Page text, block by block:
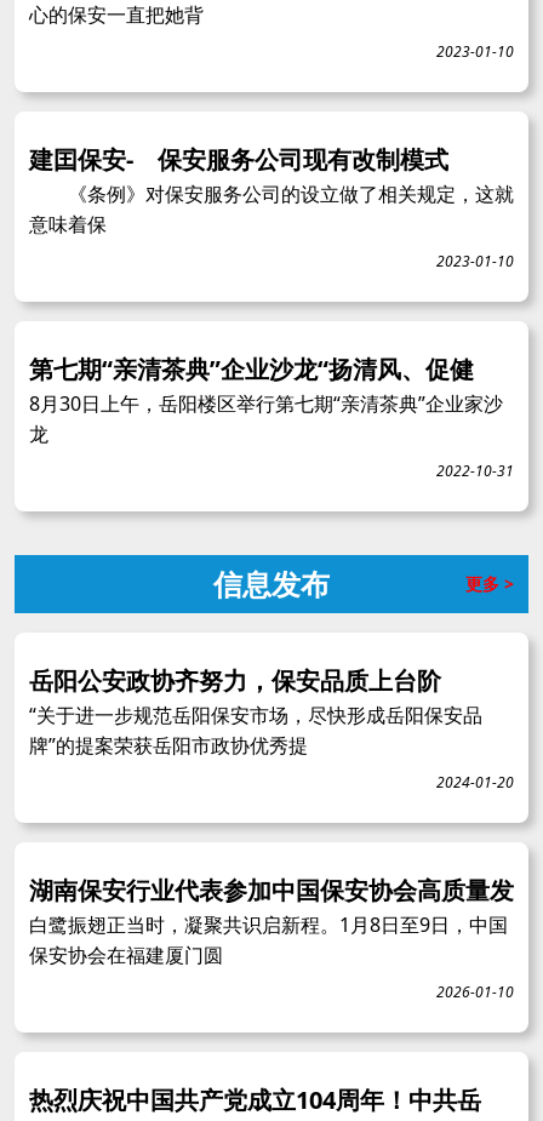
心的保安一直把她背
2023-01-10
建囯保安- 保安服务公司现有改制模式
《条例》对保安服务公司的设立做了相关规定，这就
意味着保
2023-01-10
第七期“亲清茶典”企业沙龙“扬清风、促健
8月30日上午，岳阳楼区举行第七期“亲清茶典”企业家沙
龙
2022-10-31
信息发布 更多 >
岳阳公安政协齐努力，保安品质上台阶
“关于进一步规范岳阳保安市场，尽快形成岳阳保安品
牌”的提案荣获岳阳市政协优秀提
2024-01-20
湖南保安行业代表参加中国保安协会高质量发
白鹭振翅正当时，凝聚共识启新程。1月8日至9日，中国
保安协会在福建厦门圆
2026-01-10
热烈庆祝中国共产党成立104周年！中共岳